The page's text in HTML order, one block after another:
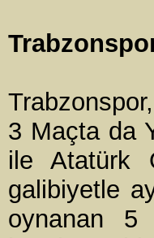
3 Maçta da
ile Atatürk
galibiyetle
oynanan 5